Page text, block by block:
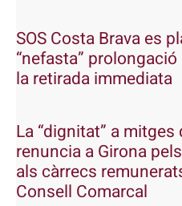
SOS Costa Brava es
“nefasta” prolongació
la retirada immediata
La “dignitat” a
renuncia a Girona
als càrrecs
Consell Comarcal